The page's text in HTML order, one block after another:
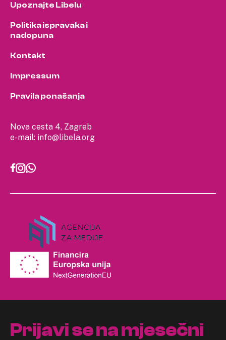
Nova cesta 4, Zagreb
e-mail: info@libela.org
Upoznajte Libelu
Politika ispravaka i
nadopuna
Kontakt
Impressum
Pravila ponašanja
Prijavi se na mjesečni